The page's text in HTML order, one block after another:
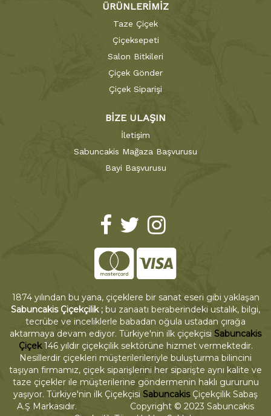
ÜRÜNLERİMİZ
Taze Çiçek
Çiçeksepeti
Salon Bitkileri
Çiçek Gönder
Çiçek Siparişi
BİZE ULAŞIN
İletişim
Sabuncakis Mağaza Başvurusu
Bayi Başvurusu
1874 yılından bu yana, çiçeklere bir sanat eseri gibi yaklaşan
Sabuncakis Çiçekçilik ; bu zanaatı beraberindeki ustalık, bilgi,
tecrübe ve inceliklerle babadan oğula ustadan çırağa
aktarmaya devam ediyor. Türkiye'nin ilk çiçekçisi Sabuncakis
Çiçek146 yıldır çiçekçilik sektörüne hizmet vermektedir.
Nesillerdir çiçekleri müşterilerileriyle buluşturma bilincini
taşıyan firmamız, çiçek siparişlerini her siparişte aynı kalite ve
taze çiçekler ile müşterilerine göndermenin haklı gururunu
yaşıyor. Türkiye'nin ilk Çiçekçisi SabuncakisÇiçekçilik Sabaş
A.Ş Markasıdır. Copyright © 2023 Sabuncakis